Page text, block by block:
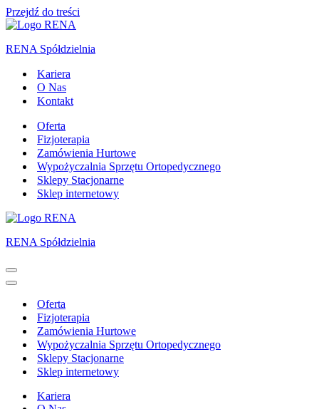
Przejdź do treści
RENA Spółdzielnia
Kariera
O Nas
Kontakt
Oferta
Fizjoterapia
Zamówienia Hurtowe
Wypożyczalnia Sprzętu Ortopedycznego
Sklepy Stacjonarne
Sklep internetowy
RENA Spółdzielnia
Menu
nawigacji
Menu
nawigacjiOferta
Fizjoterapia
Zamówienia Hurtowe
Wypożyczalnia Sprzętu Ortopedycznego
Sklepy Stacjonarne
Sklep internetowy
Kariera